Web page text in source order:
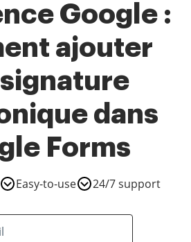
Google :
ajouter
dans
Forms
Easy-to-use 24/7 support